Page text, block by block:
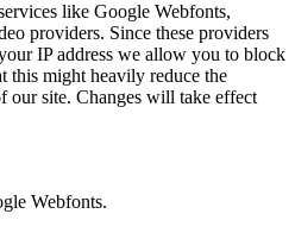
like Google Webfonts,
providers. Since these providers
IP address we allow you to block
this might heavily reduce the
our site. Changes will take effect
Webfonts.